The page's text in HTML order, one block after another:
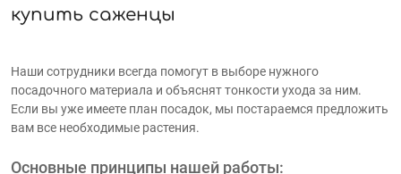
купить саженцы
Наши сотрудники всегда помогут в выборе нужного
посадочного материала и объяснят тонкости ухода за ним.
Если вы уже имеете план посадок, мы постараемся предложить
вам все необходимые растения.
Основные принципы нашей работы: